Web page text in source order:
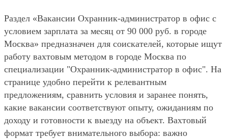
Раздел «Вакансии Охранник-администратор в офис с
условием зарплата за месяц от 90 000 руб. в городе
Москва» предназначен для соискателей, которые ищут
работу вахтовым методом в городе Москва по
специализации "Охранник-администратор в офис". На
странице удобно перейти к релевантным
предложениям, сравнить условия и заранее понять,
какие вакансии соответствуют опыту, ожиданиям по
доходу и готовности к выезду на объект. Вахтовый
формат требует внимательного выбора: важно